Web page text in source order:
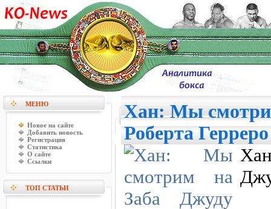
МЕНЮ
Новое на сайте
Добавить новость
Регистрация
Статистика
О сайте
Ссылки
ТОП СТАТЬИ
Хан: Мы
Роберта Герреро